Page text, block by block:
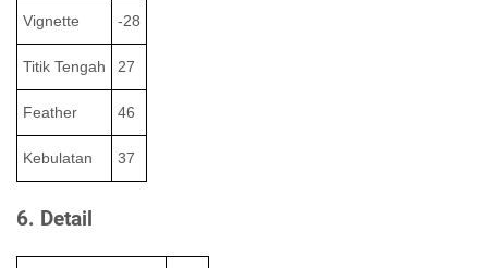
Vignette -28
Titik Tengah 27
Feather 46
Kebulatan 37
6. Detail